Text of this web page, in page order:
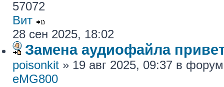
57072
Вит
28 сен 2025, 18:02
Замена аудиофайла
poisonkit » 19 авг 2025, 09:37 в
eMG800